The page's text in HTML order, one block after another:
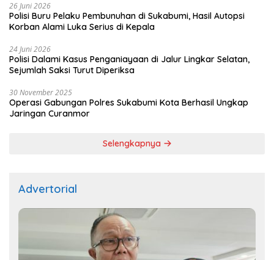
26 Juni 2026
Polisi Buru Pelaku Pembunuhan di Sukabumi, Hasil Autopsi
Korban Alami Luka Serius di Kepala
24 Juni 2026
Polisi Dalami Kasus Penganiayaan di Jalur Lingkar Selatan,
Sejumlah Saksi Turut Diperiksa
30 November 2025
Operasi Gabungan Polres Sukabumi Kota Berhasil Ungkap
Jaringan Curanmor
Selengkapnya
Advertorial